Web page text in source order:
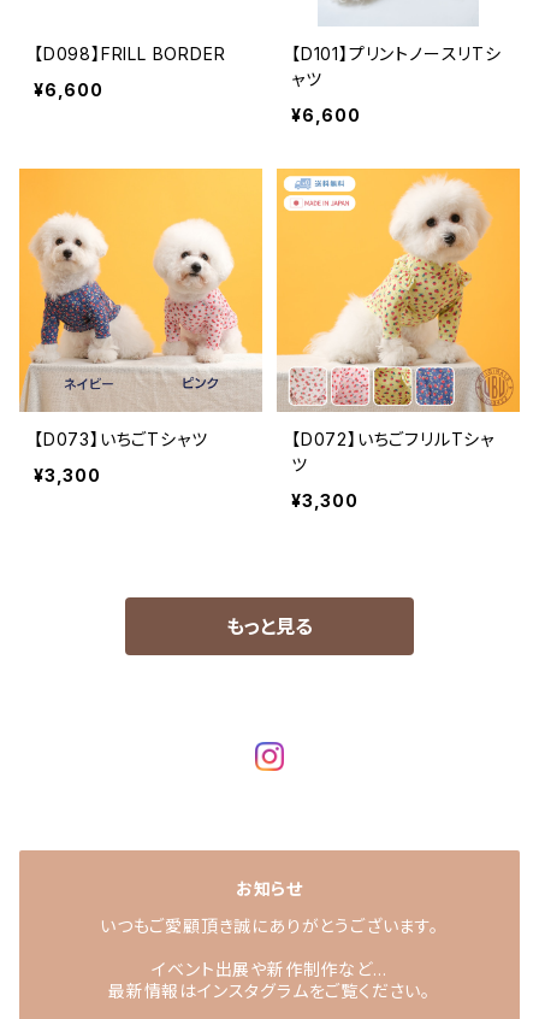
【D098】FRILL BORDER
¥6,600
【D101】プリントノースリTシ
ャツ
¥6,600
【D073】いちごTシャツ
¥3,300
【D072】いちごフリルTシャ
ツ
¥3,300
もっと見る
お知らせ
いつもご愛顧頂き誠にありがとうございます。
イベント出展や新作制作など…
最新情報はインスタグラムをご覧ください。